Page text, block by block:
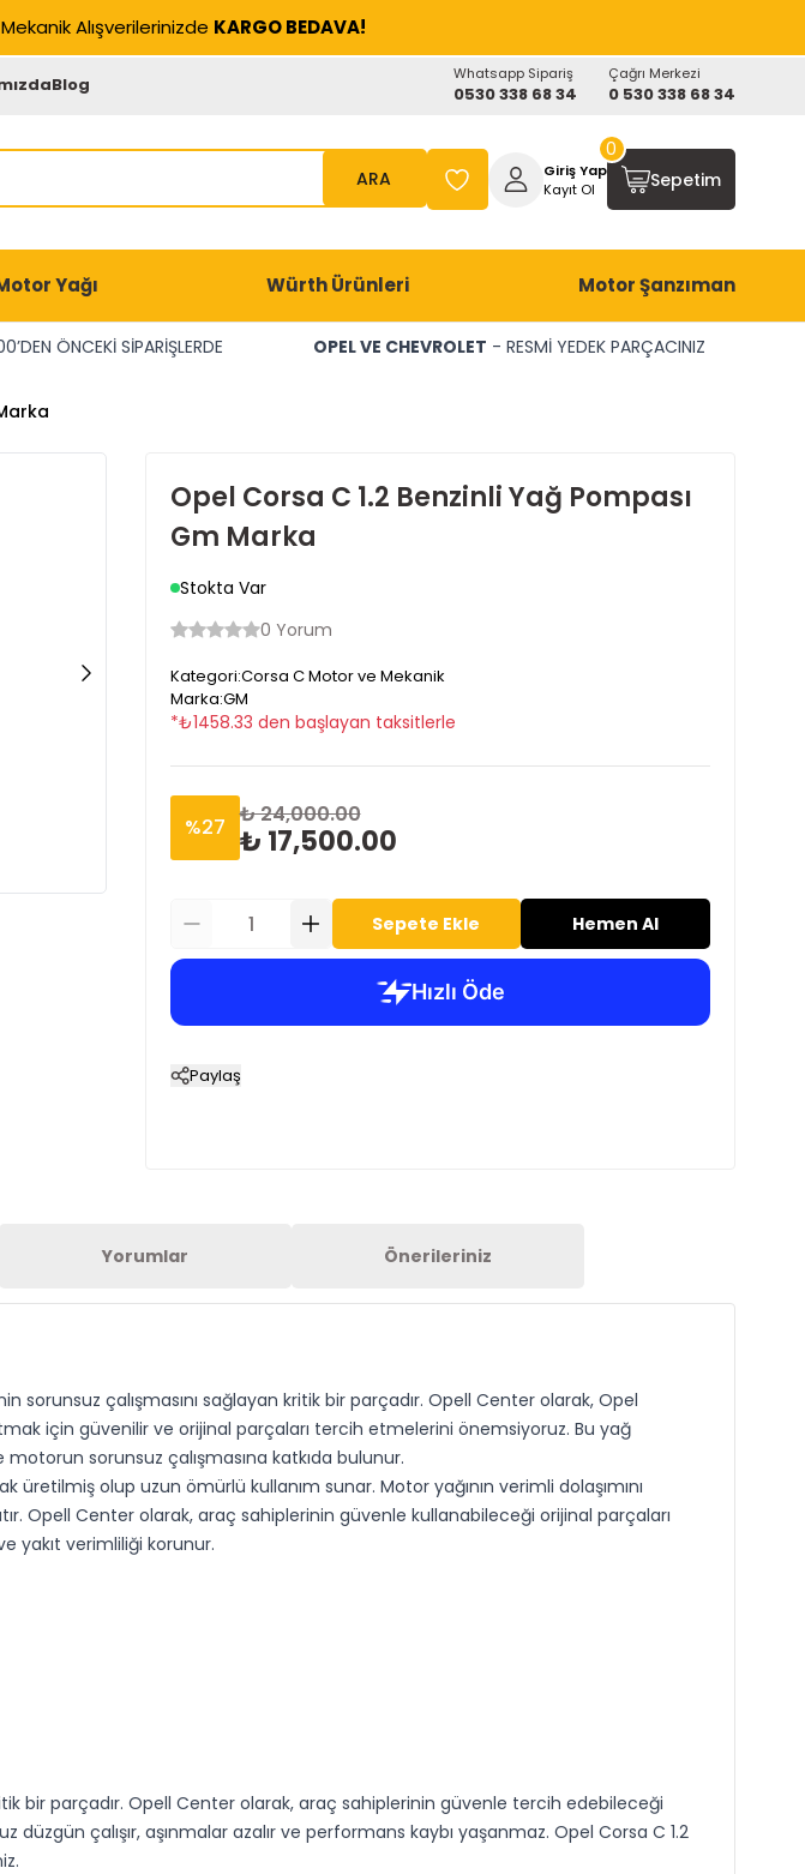
Alışverilerinizde KARGO BEDAVA!
Blog Whatsapp Sipariş
0530 338 68 34
Çağrı Merkezi
0 530 338 68 34
ARA
Giriş Yap
Kayıt Ol
Sepetim
0
Yağı Würth Ürünleri Motor Şanzıman
ÖNCEKİ SİPARİŞLERDE OPEL VE CHEVROLET - RESMİ YEDEK PARÇACINIZ
Opel Corsa C 1.2 Benzinli Yağ Pompası
Gm Marka
Stokta Var
0 Yorum
Kategori:Corsa C Motor ve Mekanik
Marka:GM
*₺1458.33 den başlayan taksitlerle
%27 ₺ 24,000.00
₺ 17,500.00
Sepete Ekle Hemen Al
Paylaş
Yorumlar Önerileriniz
çalışmasını sağlayan kritik bir parçadır. Opell Center olarak, Opel
için güvenilir ve orijinal parçaları tercih etmelerini önemsiyoruz. Bu yağ
sorunsuz çalışmasına katkıda bulunur.
olup uzun ömürlü kullanım sunar. Motor yağının verimli dolaşımını
Opell Center olarak, araç sahiplerinin güvenle kullanabileceği orijinal parçaları
yakıt verimliliği korunur.
bir parçadır. Opell Center olarak, araç sahiplerinin güvenle tercih edebileceği
çalışır, aşınmalar azalır ve performans kaybı yaşanmaz. Opel Corsa C 1.2